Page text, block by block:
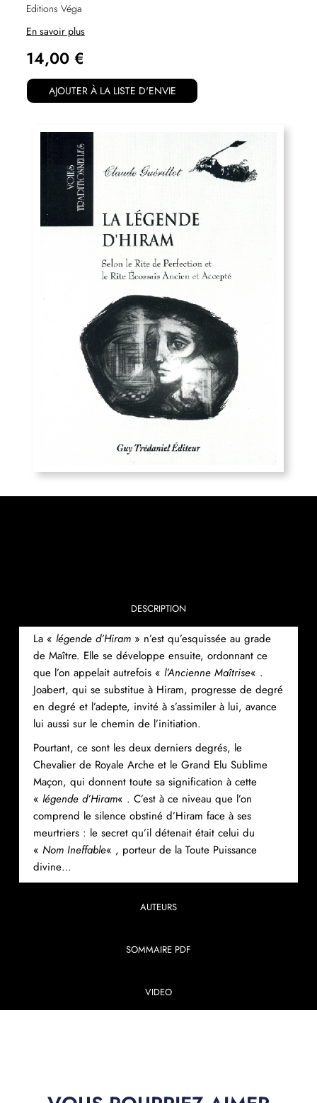
Editions Véga
En savoir plus
14,00 €
AJOUTER À LA LISTE D'ENVIE
DESCRIPTION
AUTEURS
SOMMAIRE PDF
VIDEO
La « légende d’Hiram» n’est qu’esquissée au grade
de Maître. Elle se développe ensuite, ordonnant ce
que l’on appelait autrefois « l’Ancienne Maîtrise« .
Joabert, qui se substitue à Hiram, progresse de degré
en degré et l’adepte, invité à s’assimiler à lui, avance
lui aussi sur le chemin de l’initiation.
Pourtant, ce sont les deux derniers degrés, le
Chevalier de Royale Arche et le Grand Elu Sublime
Maçon, qui donnent toute sa signification à cette
« légende d’Hiram« . C’est à ce niveau que l’on
comprend le silence obstiné d’Hiram face à ses
meurtriers : le secret qu’il détenait était celui du
« Nom Ineffable« , porteur de la Toute Puissance
divine…